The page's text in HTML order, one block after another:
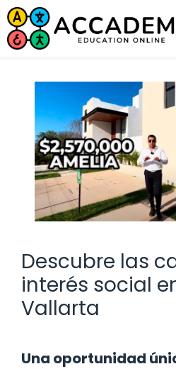
Saltar
al
contenido
Descubre las
interés social
Vallarta
Una oportunidad